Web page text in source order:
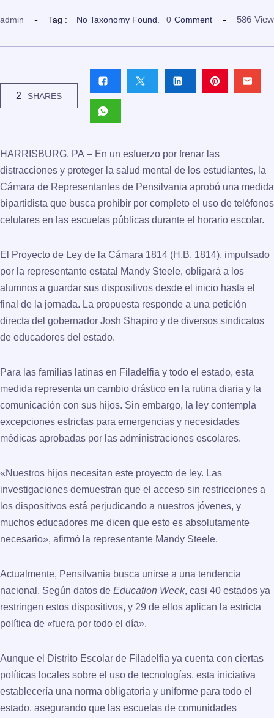
admin Tag : No Taxonomy Found. 0 Comment 586 View
2 SHARES
HARRISBURG, PA – En un esfuerzo por frenar las
distracciones y proteger la salud mental de los estudiantes, la
Cámara de Representantes de Pensilvania aprobó una medida
bipartidista que busca prohibir por completo el uso de teléfonos
celulares en las escuelas públicas durante el horario escolar.
El Proyecto de Ley de la Cámara 1814 (H.B. 1814), impulsado
por la representante estatal Mandy Steele, obligará a los
alumnos a guardar sus dispositivos desde el inicio hasta el
final de la jornada. La propuesta responde a una petición
directa del gobernador Josh Shapiro y de diversos sindicatos
de educadores del estado.
Para las familias latinas en Filadelfia y todo el estado, esta
medida representa un cambio drástico en la rutina diaria y la
comunicación con sus hijos. Sin embargo, la ley contempla
excepciones estrictas para emergencias y necesidades
médicas aprobadas por las administraciones escolares.
«Nuestros hijos necesitan este proyecto de ley. Las
investigaciones demuestran que el acceso sin restricciones a
los dispositivos está perjudicando a nuestros jóvenes, y
muchos educadores me dicen que esto es absolutamente
necesario», afirmó la representante Mandy Steele.
Actualmente, Pensilvania busca unirse a una tendencia
nacional. Según datos de Education Week, casi 40 estados ya
restringen estos dispositivos, y 29 de ellos aplican la estricta
política de «fuera por todo el día».
Aunque el Distrito Escolar de Filadelfia ya cuenta con ciertas
políticas locales sobre el uso de tecnologías, esta iniciativa
establecería una norma obligatoria y uniforme para todo el
estado, asegurando que las escuelas de comunidades